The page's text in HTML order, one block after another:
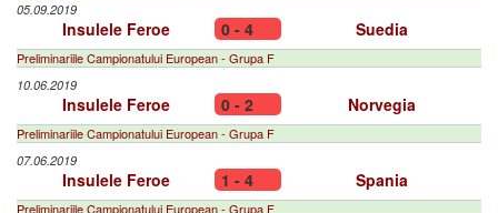
05.09.2019
Insulele Feroe 0 - 4 Suedia
Preliminariile Campionatului European - Grupa F
10.06.2019
Insulele Feroe 0 - 2 Norvegia
Preliminariile Campionatului European - Grupa F
07.06.2019
Insulele Feroe 1 - 4 Spania
Preliminariile Campionatului European - Grupa F